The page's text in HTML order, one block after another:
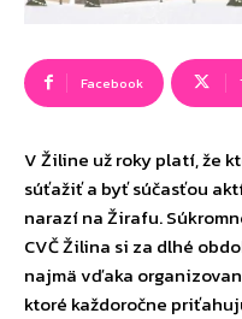
Facebook
V Žiline už roky platí, že
súťažiť a byť súčasťou
narazí na Žirafu.
CVČ Žilina si za dlhé
najmä vďaka
ktoré každoročne